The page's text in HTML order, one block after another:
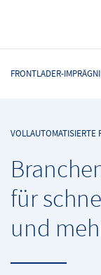
FRONTLADER-
VOLLAUTOMATISIERTE
für
und